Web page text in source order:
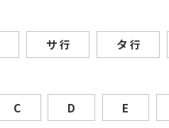
サ行 タ 行
C D E